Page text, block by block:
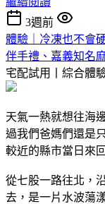
3週前
體驗｜冷凍也不會
伴手禮、嘉義知名
宅配試用丨綜合體
天氣一熱就想往海
過我們爸媽們還是
較近的縣市當日來
從七股一路往北，
去，是一片水波蕩